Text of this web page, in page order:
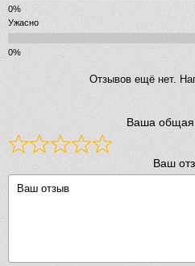
Ужасно
Отзывов ещё нет.
Ваша общая
Ваш